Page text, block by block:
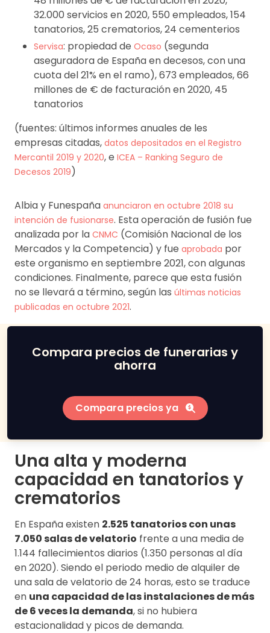
32.000 servicios en 2020, 550 empleados, 154
tanatorios, 25 crematorios, 24 cementerios
Servisa: propiedad de Ocaso (segunda
aseguradora de España en decesos, con una
cuota del 21% en el ramo), 673 empleados, 66
millones de € de facturación en 2020, 45
tanatorios
(fuentes: últimos informes anuales de les
empresas citadas, datos depositados en el Registro
Mercantil 2019 y 2020, e ICEA – Ranking Seguro de
Decesos 2019)
Albia y Funespaña anunciaron en octubre 2018 su
intención de fusionarse. Esta operación de fusión fue
analizada por la CNMC (Comisión Nacional de los
Mercados y la Competencia) y fue aprobada por
este organismo en septiembre 2021, con algunas
condiciones. Finalmente, parece que esta fusión
no se llevará a término, según las últimas noticias
publicadas en octubre 2021.
Compara precios de funerarias y
ahorra
Compara precios ya
Una alta y moderna
capacidad en tanatorios y
crematorios
En España existen 2.525 tanatorios con unas
7.050 salas de velatorio frente a una media de
1.144 fallecimientos diarios (1.350 personas al día
en 2020). Siendo el periodo medio de alquiler de
una sala de velatorio de 24 horas, esto se traduce
en una capacidad de las instalaciones de más
de 6 veces la demanda, si no hubiera
estacionalidad y picos de demanda.